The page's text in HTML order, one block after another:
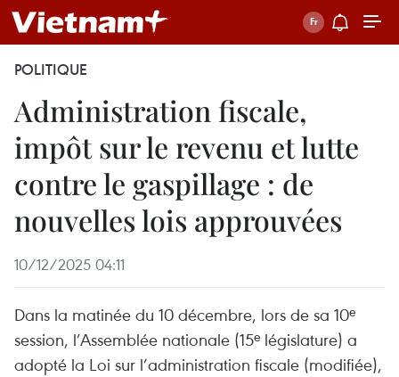
POLITIQUE
Administration fiscale,
impôt sur le revenu et lutte
contre le gaspillage : de
nouvelles lois approuvées
10/12/2025 04:11
Dans la matinée du 10 décembre, lors de sa 10ᵉ
session, l’Assemblée nationale (15ᵉ législature) a
adopté la Loi sur l’administration fiscale (modifiée),